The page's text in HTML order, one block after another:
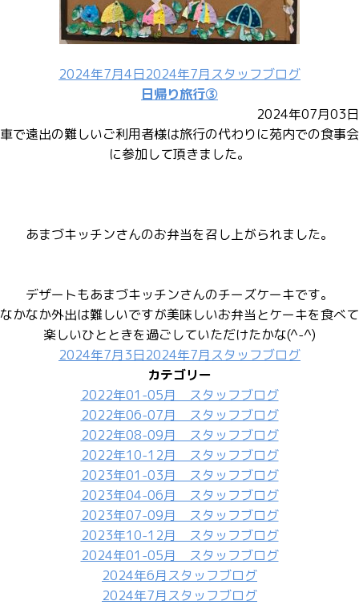
投
2024年7月4日
カ
テ
リ
ー
2024年7月スタッフブログ
日帰り旅行③
2024年07月03日
車で遠出の難しいご利用者様は旅行の代わりに苑内での食事会
に参加して頂きました。
あまづキッチンさんのお弁当を召し上がられました。
デザートもあまづキッチンさんのチーズケーキです。
なかなか外出は難しいですが美味しいお弁当とケーキを食べて
楽しいひとときを過ごしていただけたかな(^-^)
投
日:
2024年7月3日
カ
テ
ゴ
リ
ー
2024年7月スタッフブログ
カテゴリー
2022年01-05月 スタッフブログ
2022年06-07月 スタッフブログ
2022年08-09月 スタッフブログ
2022年10-12月 スタッフブログ
2023年01-03月 スタッフブログ
2023年04-06月 スタッフブログ
2023年07-09月 スタッフブログ
2023年10-12月 スタッフブログ
2024年01-05月 スタッフブログ
2024年6月スタッフブログ
2024年7月スタッフブログ